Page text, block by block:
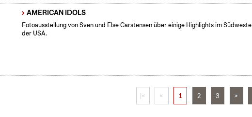
AMERICAN IDOLS
Fotoausstellung von Sven und Else Carstensen über einige Highlights im
der USA.
|< < 1 2 3 >